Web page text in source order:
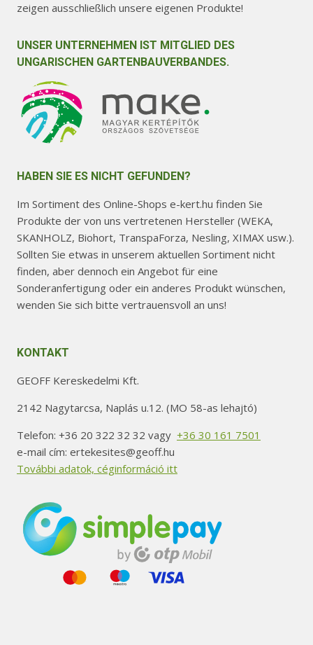
zeigen ausschließlich unsere eigenen Produkte!
UNSER UNTERNEHMEN IST MITGLIED DES
UNGARISCHEN GARTENBAUVERBANDES.
HABEN SIE ES NICHT GEFUNDEN?
Im Sortiment des Online-Shops e-kert.hu finden Sie
Produkte der von uns vertretenen Hersteller (WEKA,
SKANHOLZ, Biohort, TranspaForza, Nesling, XIMAX usw.).
Sollten Sie etwas in unserem aktuellen Sortiment nicht
finden, aber dennoch ein Angebot für eine
Sonderanfertigung oder ein anderes Produkt wünschen,
wenden Sie sich bitte vertrauensvoll an uns!
KONTAKT
GEOFF Kereskedelmi Kft.
2142 Nagytarcsa, Naplás u.12. (MO 58-as lehajtó)
Telefon: +36 20 322 32 32 vagy +36 30 161 7501
e-mail cím: ertekesites@geoff.hu
További adatok, céginformáció itt